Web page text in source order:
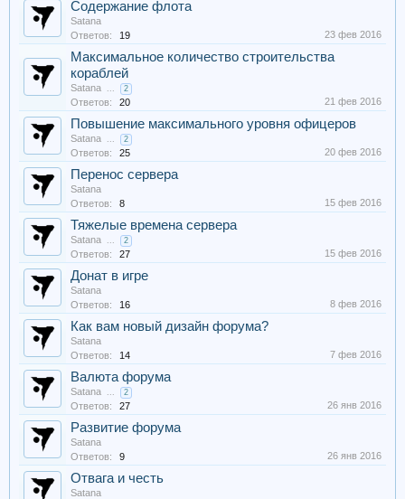
Содержание флота
Satana
Ответов:
19 23 фев 2016
Максимальное количество строительства
кораблей
Satana ... 2
Ответов: 20 21 фев 2016
Повышение максимального уровня офицеров
Satana ... 2
Ответов: 25 20 фев 2016
Перенос сервера
Satana
Ответов:
8 15 фев 2016
Тяжелые времена сервера
Satana ... 2
Ответов: 27 15 фев 2016
Донат в игре
Satana
Ответов:
16 8 фев 2016
Как вам новый дизайн форума?
Satana
Ответов:
14 7 фев 2016
Валюта форума
Satana ... 2
Ответов: 27 26 янв 2016
Развитие форума
Satana
Ответов:
9 26 янв 2016
Отвага и честь
Satana